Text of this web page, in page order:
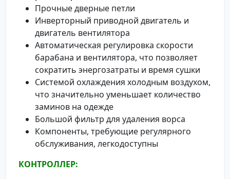
Прочные дверные петли
Инверторный приводной двигатель и
двигатель вентилятора
Автоматическая регулировка скорости
барабана и вентилятора, что позволяет
сократить энергозатраты и время сушки
Системой охлаждения холодным воздухом,
что значительно уменьшает количество
заминов на одежде
Большой фильтр для удаления ворса
Компоненты, требующие регулярного
обслуживания, легкодоступны
КОНТРОЛЛЕР: